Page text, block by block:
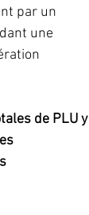
par un
une
de PLU y